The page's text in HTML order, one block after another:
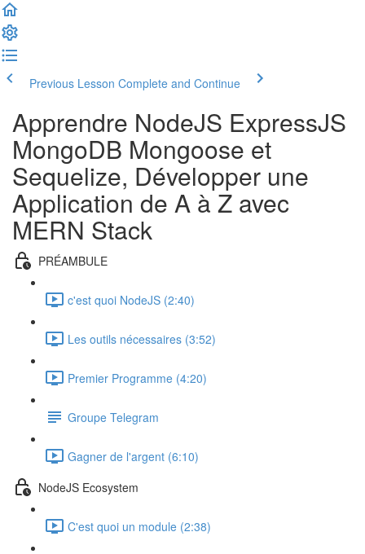
Previous Lesson Complete and Continue
Apprendre NodeJS ExpressJS
MongoDB Mongoose et
Sequelize, Développer une
Application de A à Z avec
MERN Stack
PRÉAMBULE
c'est quoi NodeJS (2:40)
Les outils nécessaires (3:52)
Premier Programme (4:20)
Groupe Telegram
Gagner de l'argent (6:10)
NodeJS Ecosystem
C'est quoi un module (2:38)